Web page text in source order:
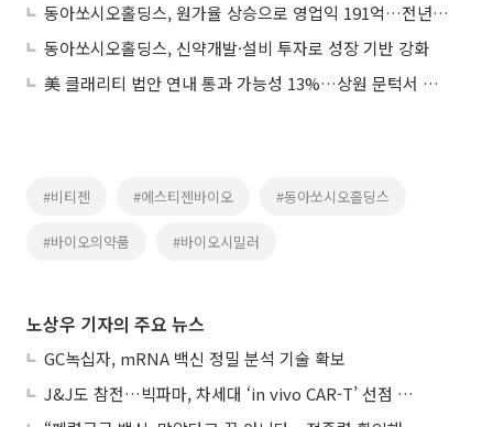
동아쏘시오홀딩스, 원가율 상승으로 영업익 191억…전년 比 6.0% 감소
동아쏘시오홀딩스, 신약개발·설비 투자로 성장 기반 강화
美 클래리티 법안 연내 통과 가능성 13%…상원 문턱서 제동
#비티젠 #에스티젠바이오 #동아쏘시오홀딩스
#바이오의약품 #바이오시밀러
노상우 기자의 주요 뉴스
GC녹십자, mRNA 백신 정밀 분석 기술 확보
J&J도 참전…빅파마, 차세대 ‘in vivo CAR-T’ 선점 경쟁 본격화